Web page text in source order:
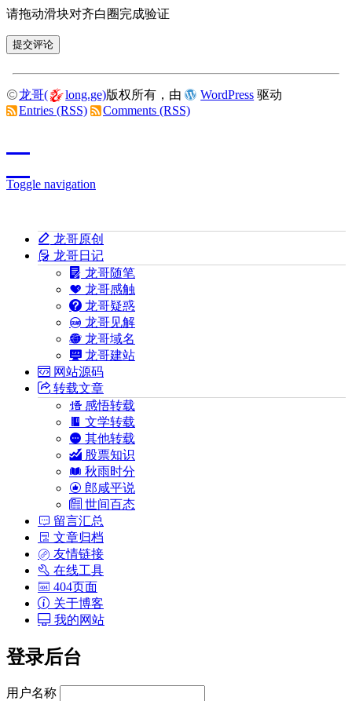
请拖动滑块对齐白圈完成验证
龙哥( long.ge)版权所有，由 WordPress 驱动
Entries (RSS)
Comments (RSS)
Toggle navigation
龙哥原创
龙哥日记
龙哥随笔
龙哥感触
龙哥疑惑
龙哥见解
龙哥域名
龙哥建站
网站源码
转载文章
感悟转载
文学转载
其他转载
股票知识
秋雨时分
郎咸平说
世间百态
留言汇总
文章归档
友情链接
在线工具
404页面
关于博客
我的网站
登录后台
用户名称